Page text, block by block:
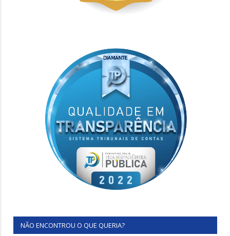
NÃO ENCONTROU O QUE QUERIA?